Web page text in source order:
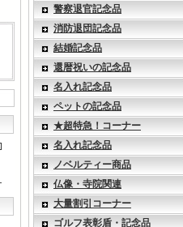
警察退官記念品
消防退団記念品
結婚記念品
還暦祝いの記念品
名入れ記念品
ペットの記念品
★超特急！コーナー
名入れ記念品
ノベルティー商品
仏像・寺院関連
大量割引コーナー
ゴルフ表彰盾・記念品